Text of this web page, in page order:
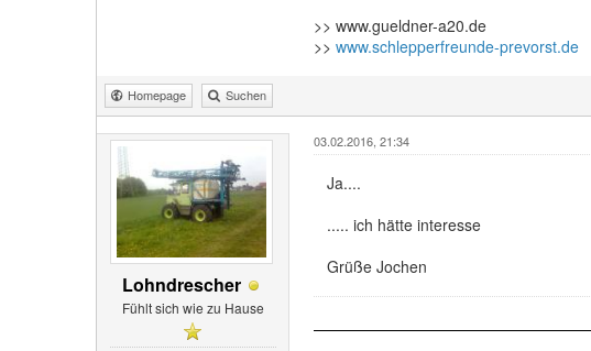
>> www.gueldner-a20.de
>> www.schlepperfreunde-prevorst.de
Homepage Suchen
Lohndrescher
Fühlt sich wie zu Hause
03.02.2016, 21:34
Ja....
..... ich hätte interesse
Grüße Jochen